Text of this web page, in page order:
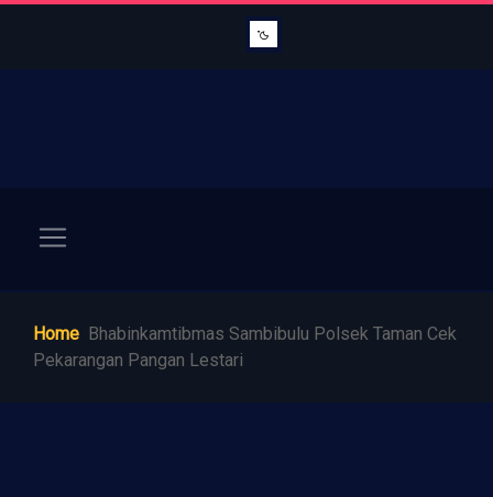
Home Bhabinkamtibmas Sambibulu Polsek Taman Cek
Pekarangan Pangan Lestari